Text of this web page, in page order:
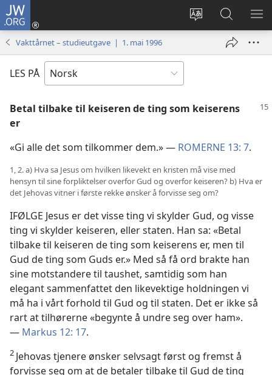
JW.ORG
Endre
Logg
inn
vindu)
Søk
på
JW.ORG
VIS
Vakttårnet – studieutgave | 1. mai 1996
LES PÅ
Betal tilbake til keiseren de ting som keiserens
er
«Gi alle det som tilkommer dem.» — ROMERNE 13: 7.
1, 2. a) Hva sa Jesus om hvilken likevekt en kristen må vise med
hensyn til sine forpliktelser overfor Gud og overfor keiseren? b) Hva er
det Jehovas vitner i første rekke ønsker å forvisse seg om?
IFØLGE Jesus er det visse ting vi skylder Gud, og visse
ting vi skylder keiseren, eller staten. Han sa: «Betal
tilbake til keiseren de ting som keiserens er, men til
Gud de ting som Guds er.» Med så få ord brakte han
sine motstandere til taushet, samtidig som han
elegant sammenfattet den likevektige holdningen vi
må ha i vårt forhold til Gud og til staten. Det er ikke så
rart at tilhørerne «begynte å undre seg over ham».
— Markus 12: 17.
2 Jehovas tjenere ønsker selvsagt først og fremst å
forvisse seg om at de betaler tilbake til Gud de ting